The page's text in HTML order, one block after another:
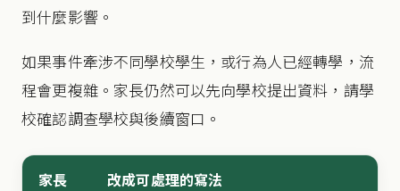
到什麼影響。
如果事件牽涉不同學校學生，或行為人已經轉學，流
程會更複雜。家長仍然可以先向學校提出資料，請學
校確認調查學校與後續窗口。
家長
改成可處理的寫法